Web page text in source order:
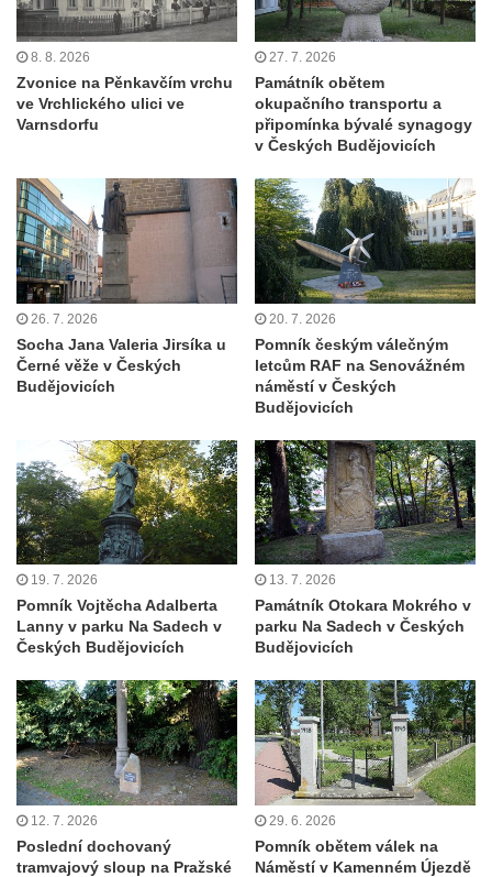
Hoře
Kenotaf Oskara Ringelhana na hřbitově v
Kenotaf Augusta Michela na hřbitově v
Benešově nad Ploučnicí
nad Ploučnicí
Hrob Theodora Sommera na hřbitově v
Benešově nad Ploučnicí
Hrob Wendelina Janiche na hřbitově v
Benešově nad Ploučnicí
Hrob Christodoulona Panayiotise na
hřbitově v Benešově nad Ploučnicí
Benešově nad Ploučnicí
Pamětní desky obětem 1. světové války v
kapli Panny Marie Bolestné v Benešově
nad Ploučnicí
Pamětní deska Samuela Fullera na zámku
v Sokolově
Kenotaf Ericha Ullmanna na hřbitově
Hrob Pavla Patušnika na hřbitově Šumburk
nad Desnou v Tanvaldu
Hrob sovětských dětí na hřbitově Šumburk
nad Desnou v Tanvaldu
Pomník prvního a druhého odboje v
Tanvaldu
8. 8. 2026
Zvonice na Pěnkavčím vrchu
ve Vrchlického ulici ve
Varnsdorfu
27. 7. 2026
Památník obětem
okupačního transportu a
připomínka bývalé synagogy
v Českých Budějovicích
26. 7. 2026
Socha Jana Valeria Jirsíka u
Černé věže v Českých
Budějovicích
20. 7. 2026
Pomník českým válečným
letcům RAF na Senovážném
náměstí v Českých
Budějovicích
19. 7. 2026
Pomník Vojtěcha Adalberta
Lanny v parku Na Sadech v
Českých Budějovicích
13. 7. 2026
Památník Otokara Mokrého v
parku Na Sadech v Českých
Budějovicích
12. 7. 2026
Poslední dochovaný
tramvajový sloup na Pražské
29. 6. 2026
Pomník obětem válek na
Náměstí v Kamenném Újezdě